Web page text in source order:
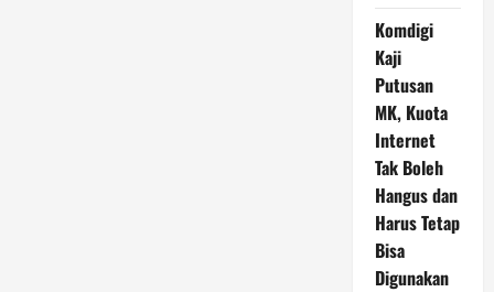
Komdigi
Kaji
Putusan
MK, Kuota
Internet
Tak Boleh
Hangus dan
Harus Tetap
Bisa
Digunakan